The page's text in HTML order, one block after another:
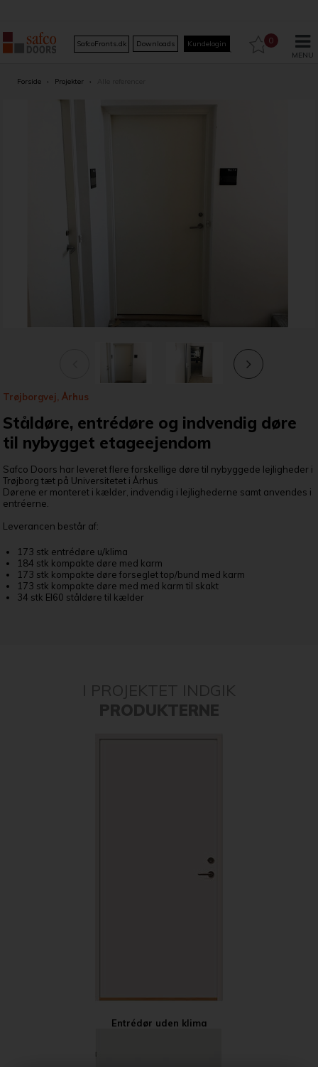
0
Downloads Kundelogin
SafcoFronts.dk
Forside › Projekter ›
Trøjborgvej, Århus
Ståldøre, entrédøre og indvendig døre
til nybygget etageejendom
Safco Doors har leveret flere forskellige døre til nybyggede lejligheder i
Trøjborg tæt på Universitetet i Århus
Dørene er monteret i kælder, indvendig i lejlighederne samt anvendes i
entréerne.
Leverancen består af:
173 stk entrédøre u/klima
184 stk kompakte døre med karm
173 stk kompakte døre forseglet top/bund med karm
173 stk kompakte døre med med karm til skakt
34 stk EI60 ståldøre til kælder
I PROJEKTET INDGIK
PRODUKTERNE
Entrédør uden klima